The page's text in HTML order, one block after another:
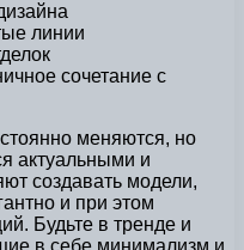
линии
сочетание с
меняются, но
актуальными и
создавать модели,
и при этом
Будьте в тренде и